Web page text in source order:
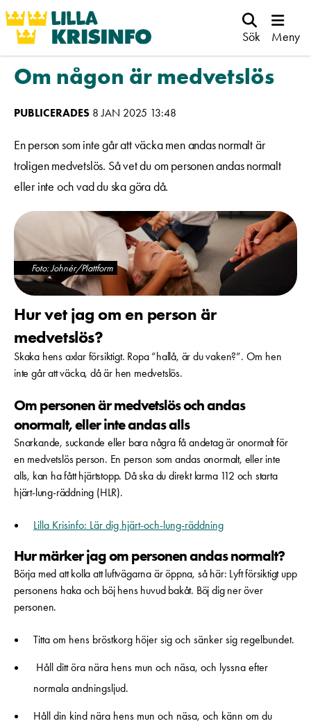
Sök Meny
Om någon är medvetslös
PUBLICERADES 8 JAN 2025 13:48
En person som inte går att väcka men andas normalt är
troligen medvetslös. Så vet du om personen andas normalt
eller inte och vad du ska göra då.
Foto: Johnér/Plattform
Hur vet jag om en person är
medvetslös?
Skaka hens axlar försiktigt. Ropa ”hallå, är du vaken?”. Om hen
inte går att väcka, då är hen medvetslös.
Om personen är medvetslös och andas
onormalt, eller inte andas alls
Snarkande, suckande eller bara några få andetag är onormalt för
en medvetslös person. En person som andas onormalt, eller inte
alls, kan ha fått hjärtstopp. Då ska du direkt larma 112 och starta
hjärt-lung-räddning (HLR).
Lilla Krisinfo: Lär dig hjärt-och-lung-räddning
Hur märker jag om personen andas normalt?
Börja med att kolla att luftvägarna är öppna, så här: Lyft försiktigt upp
personens haka och böj hens huvud bakåt. Böj dig ner över
personen.
Titta om hens bröstkorg höjer sig och sänker sig regelbundet.
Håll ditt öra nära hens mun och näsa, och lyssna efter
normala andningsljud.
Håll din kind nära hens mun och näsa, och känn om du